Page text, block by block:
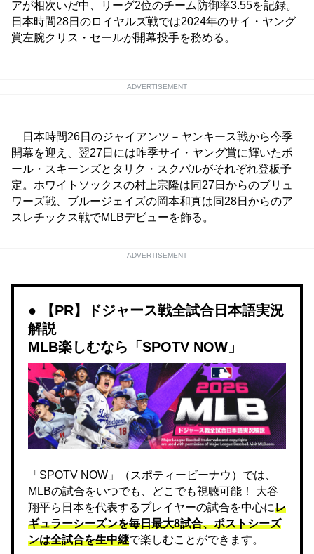
アが相次いだ中、リーグ2位のチーム防御率3.55を記録。
日本時間28日のロイヤルズ戦では2024年のサイ・ヤング
賞左腕クリス・セールが開幕投手を務める。
ADVERTISEMENT
日本時間26日のジャイアンツ－ヤンキース戦から今季
開幕を迎え、翌27日には昨季サイ・ヤング賞に輝いたポ
ール・スキーンズとタリク・スクバルがそれぞれ登板予
定。ホワイトソックスの村上宗隆は同27日からのブリュ
ワーズ戦、ブルージェイズの岡本和真は同28日からのア
スレチックス戦でMLBデビューを飾る。
ADVERTISEMENT
【PR】ドジャース戦全試合日本語実況
解説
MLB楽しむなら「SPOTV NOW」
「SPOTV NOW」（スポティービーナウ）では、
MLBの試合をいつでも、どこでも視聴可能！ 大谷
翔平ら日本を代表するプレイヤーの試合を中心にレ
ギュラーシーズンを毎日最大8試合、ポストシーズ
ンは全試合を生中継で楽しむことができます。